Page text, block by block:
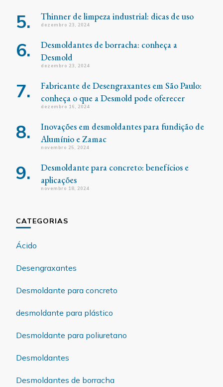
Thinner de limpeza industrial: dicas de uso
dezembro 23, 2024
Desmoldantes de borracha: conheça a
Desmold
dezembro 23, 2024
Fabricante de Desengraxantes em São Paulo:
conheça o que a Desmold pode oferecer
dezembro 16, 2024
Inovações em desmoldantes para fundição de
Alumínio e Zamac
novembro 25, 2024
Desmoldante para concreto: benefícios e
aplicações
novembro 18, 2024
CATEGORIAS
Ácido
Desengraxantes
Desmoldante para concreto
desmoldante para plástico
Desmoldante para poliuretano
Desmoldantes
Desmoldantes de borracha